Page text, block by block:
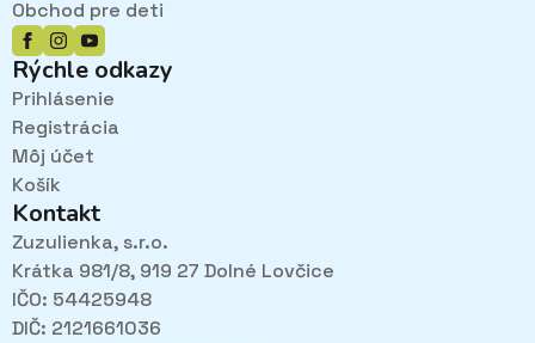
Obchod pre deti
Rýchle odkazy
Prihlásenie
Registrácia
Môj účet
Košík
Kontakt
Zuzulienka, s.r.o.
Krátka 981/8, 919 27 Dolné Lovčice
IČO: 54425948
DIČ: 2121661036